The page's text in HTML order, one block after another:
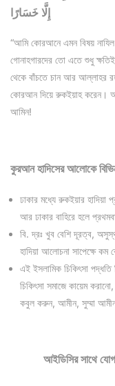
إِلَّا خَسَارًا
“আমি কোরআনে এমন বিষয়
গোনাহগারদের তো এতে শুধু
থেকে বাঁচতে চান আর আল্লাহর
কোরআন দিয়ে রুকইয়াহ করেন।
আমিন!
কুরআন হাদিসের আলোকে
ঢাকার মধ্যে রুকইয়ার
আর ঢাকার বাহিরে হলে
বি. দ্রঃ খুব বেশি দূরত্ব,
হাদিয়া আলোচনা সাপেক্ষে কম
এই ইসলামিক চিকিৎসা
চিকিৎসা সমাজে কায়েম
কবুল করুন, আমীন, সুম্মা
আইডিসির সাথে